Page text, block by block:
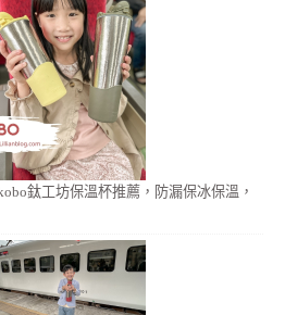
鈦工坊保溫杯推薦，防漏保冰保溫，